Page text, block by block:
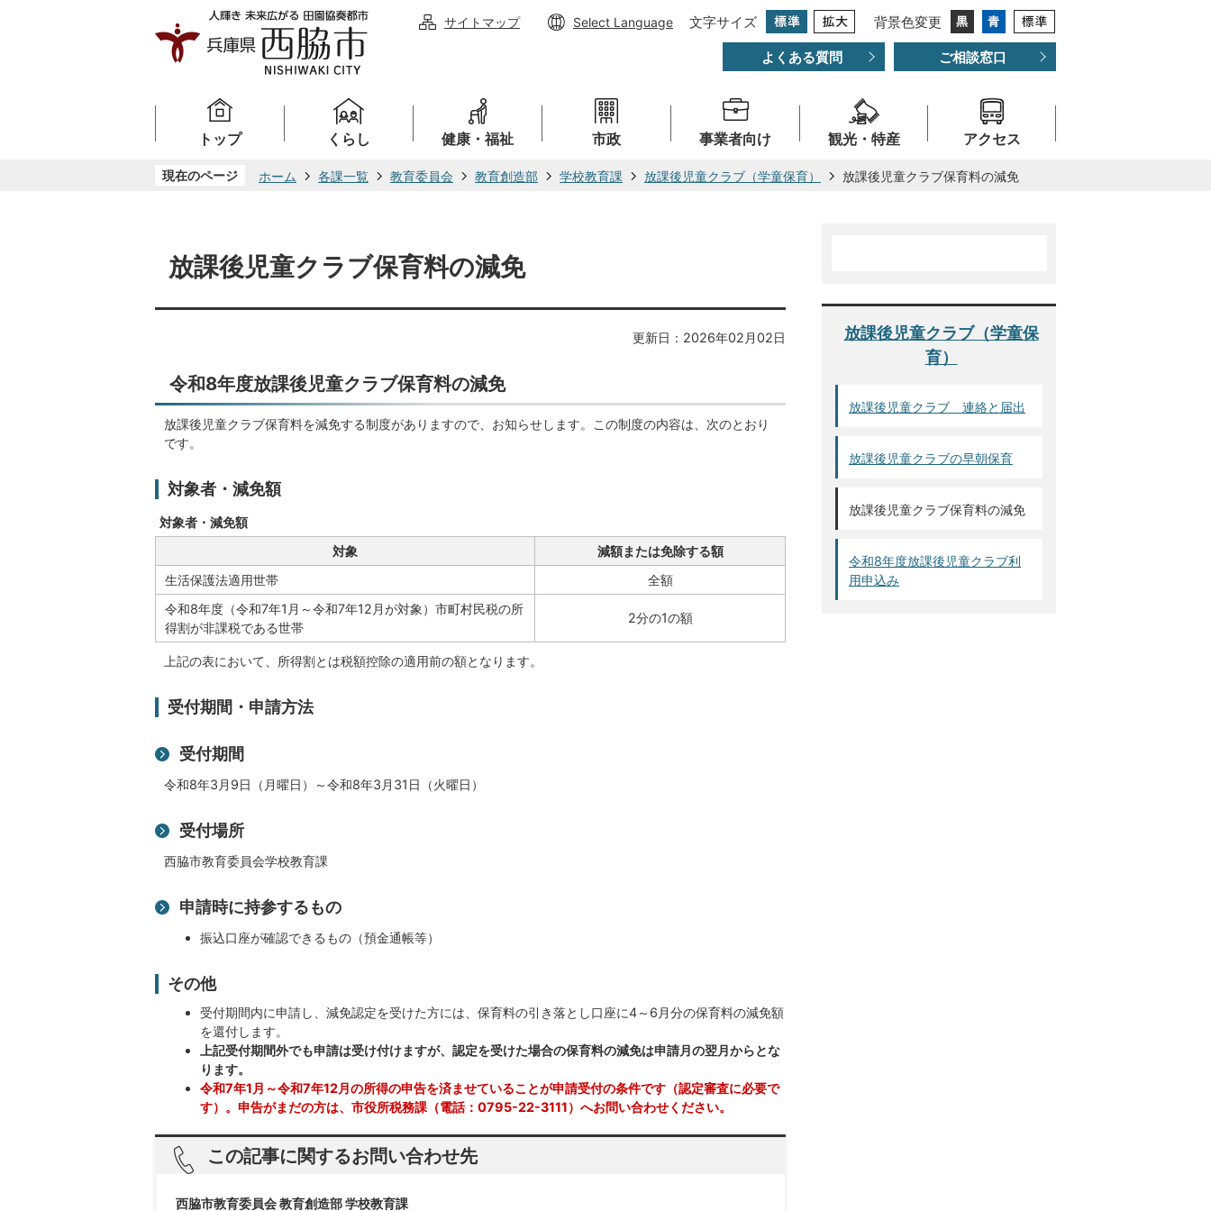
サイトマップ Select Language 文字サイズ 背景色変更
よくある質問 ご相談窓口
トップ くらし 健康・福祉 市政 事業者向け 観光・特産 アクセス
現在のページ ホーム 各課一覧 教育委員会 教育創造部 学校教育課 放課後児童クラブ（学童保育） 放課後児童クラブ保育料の減免
放課後児童クラブ保育料の減免
更新日：2026年02月02日
令和8年度放課後児童クラブ保育料の減免
放課後児童クラブ保育料を減免する制度がありますので、お知らせします。この制度の内容は、次のとおり
です。
対象者・減免額
対象者・減免額
対象
減額または免除する額
生活保護法適用世帯
全額
令和8年度（令和7年1月～令和7年12月が対象）市町村民税の所
得割が非課税である世帯
2分の1の額
上記の表において、所得割とは税額控除の適用前の額となります。
受付期間・申請方法
受付期間
令和8年3月9日（月曜日）～令和8年3月31日（火曜日）
受付場所
西脇市教育委員会学校教育課
申請時に持参するもの
振込口座が確認できるもの（預金通帳等）
その他
受付期間内に申請し、減免認定を受けた方には、保育料の引き落とし口座に4～6月分の保育料の減免額
を還付します。
上記受付期間外でも申請は受け付けますが、認定を受けた場合の保育料の減免は申請月の翌月からとな
ります。
令和7年1月～令和7年12月の所得の申告を済ませていることが申請受付の条件です（認定審査に必要で
す）。申告がまだの方は、市役所税務課（電話：0795-22-3111）へお問い合わせください。
この記事に関するお問い合わせ先
西脇市教育委員会 教育創造部 学校教育課
放課後児童クラブ（学童保
育）
放課後児童クラブ 連絡と届出
放課後児童クラブの早朝保育
放課後児童クラブ保育料の減免
令和8年度放課後児童クラブ利
用申込み